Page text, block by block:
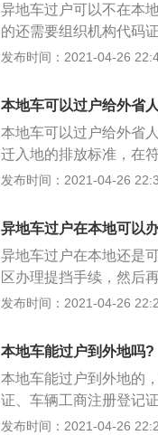
过户的车也必须要到场
如实填写资料，填写完
异地车过户可以不在本
的还需要组织机构代码
不用原购置发票；2、车
明、凭证原件或原件及
国家机关、企业、事业
登记证书原件。
发布时间：2021-04-26
本地车可以过户给外省
本地车可以过户给外省
迁入地的排放标准，在
所办理提挡迁出手续，
为30天的临时行驶号牌
办理过户是从法律上完
3、《机动车登记规定
的，现机动车所有人应
转移登记。机动车所有
发布时间：2021-04-26
异地车过户在本地可以
异地车过户在本地还是
区办理提挡手续，然后
前，先确认下，转入地
明此车外迁；5、交牌
要的手续是行驶证和买
除，临时牌照领取凭证
方领取临时牌照，车辆
发布时间：2021-04-26
本地车能过户到外地吗?
本地车能过户到外地的
证、车辆工商注册登记
理所，办理过户手续，
发布时间：2021-04-26